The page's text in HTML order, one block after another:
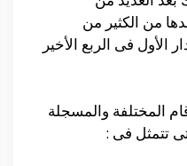
من الكثير من
الأول فى الربع الأخير
المختلفة والمسجلة
تتمثل فى :